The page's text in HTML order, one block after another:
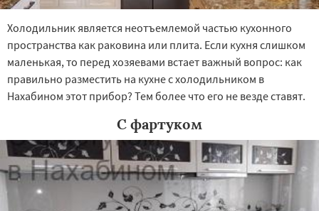
Холодильник является неотъемлемой частью кухонного
пространства как раковина или плита. Если кухня слишком
маленькая, то перед хозяевами встает важный вопрос: как
правильно разместить на кухне с холодильником в
Нахабином этот прибор? Тем более что его не везде ставят.
С фартуком